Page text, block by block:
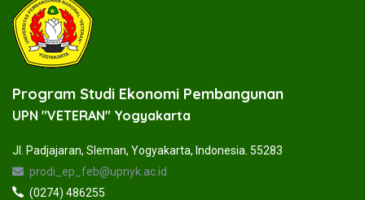
Program Studi Ekonomi Pembangunan
UPN "VETERAN" Yogyakarta
Jl. Padjajaran, Sleman, Yogyakarta, Indonesia. 55283
prodi_ep_feb@upnyk.ac.id
(0274) 486255